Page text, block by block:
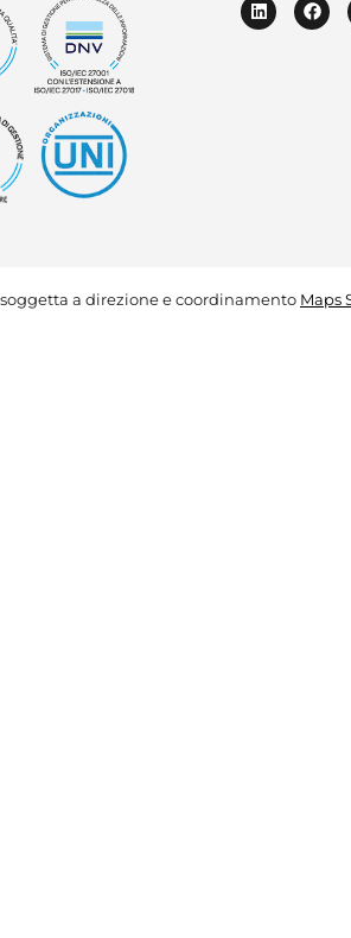
a direzione e coordinamento Maps